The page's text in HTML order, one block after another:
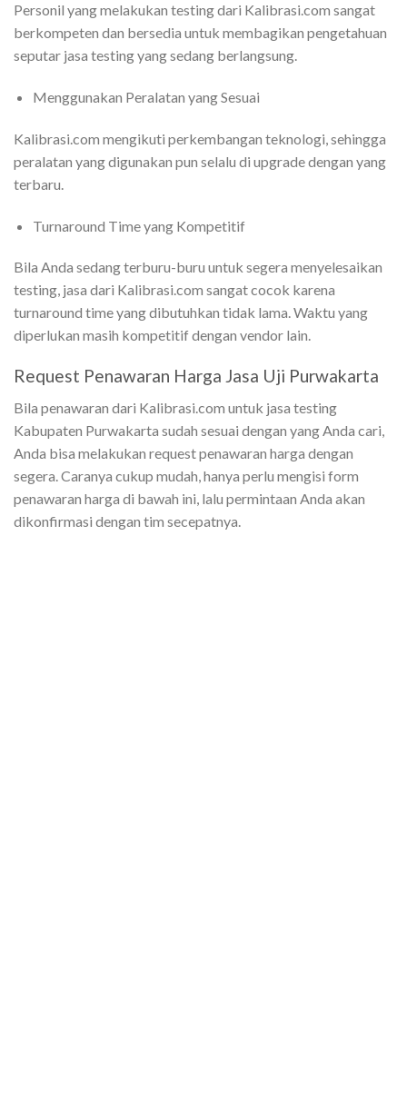
Personil yang melakukan testing dari Kalibrasi.com sangat
berkompeten dan bersedia untuk membagikan pengetahuan
seputar jasa testing yang sedang berlangsung.
Menggunakan Peralatan yang Sesuai
Kalibrasi.com mengikuti perkembangan teknologi, sehingga
peralatan yang digunakan pun selalu di upgrade dengan yang
terbaru.
Turnaround Time yang Kompetitif
Bila Anda sedang terburu-buru untuk segera menyelesaikan
testing, jasa dari Kalibrasi.com sangat cocok karena
turnaround time yang dibutuhkan tidak lama. Waktu yang
diperlukan masih kompetitif dengan vendor lain.
Request Penawaran Harga Jasa Uji Purwakarta
Bila penawaran dari Kalibrasi.com untuk jasa testing
Kabupaten Purwakarta sudah sesuai dengan yang Anda cari,
Anda bisa melakukan request penawaran harga dengan
segera. Caranya cukup mudah, hanya perlu mengisi form
penawaran harga di bawah ini, lalu permintaan Anda akan
dikonfirmasi dengan tim secepatnya.